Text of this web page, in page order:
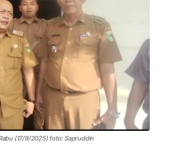
(17/9/2025) foto: Sapruddin